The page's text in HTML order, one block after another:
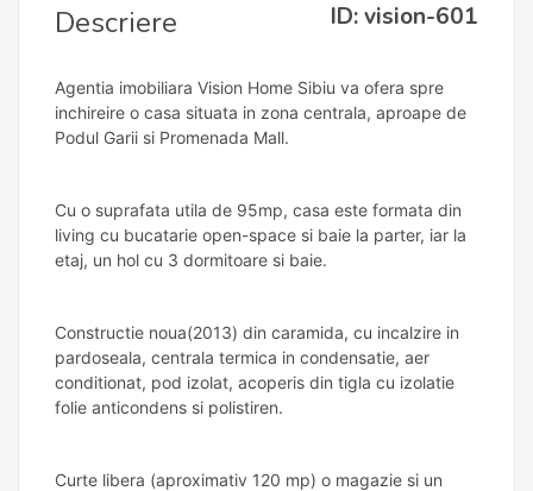
Descriere ID: vision-601
Agentia imobiliara Vision Home Sibiu va ofera spre
inchireire o casa situata in zona centrala, aproape de
Podul Garii si Promenada Mall.
Cu o suprafata utila de 95mp, casa este formata din
living cu bucatarie open-space si baie la parter, iar la
etaj, un hol cu 3 dormitoare si baie.
Constructie noua(2013) din caramida, cu incalzire in
pardoseala, centrala termica in condensatie, aer
conditionat, pod izolat, acoperis din tigla cu izolatie
folie anticondens si polistiren.
Curte libera (aproximativ 120 mp) o magazie si un